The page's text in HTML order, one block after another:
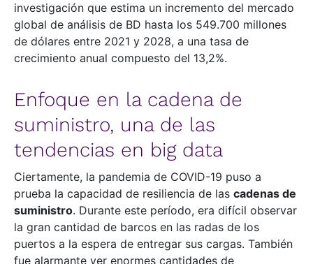
investigación que estima un incremento del mercado
global de análisis de BD hasta los 549.700 millones
de dólares entre 2021 y 2028, a una tasa de
crecimiento anual compuesto del 13,2%.
Enfoque en la cadena de
suministro, una de las
tendencias en big data
Ciertamente, la pandemia de COVID-19 puso a
prueba la capacidad de resiliencia de las cadenas de
suministro. Durante este período, era difícil observar
la gran cantidad de barcos en las radas de los
puertos a la espera de entregar sus cargas. También
fue alarmante ver enormes cantidades de